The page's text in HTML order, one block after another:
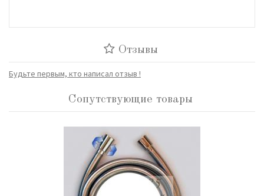
Отзывы
Будьте первым, кто написал отзыв !
Сопутствующие товары